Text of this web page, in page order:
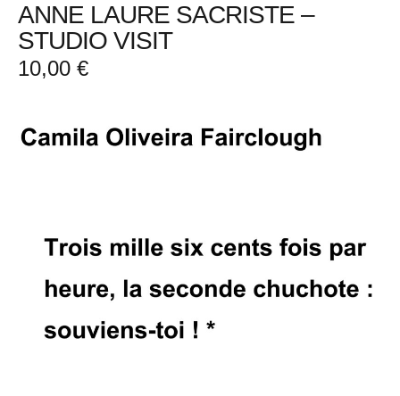
ANNE LAURE SACRISTE –
STUDIO VISIT
10,00 €